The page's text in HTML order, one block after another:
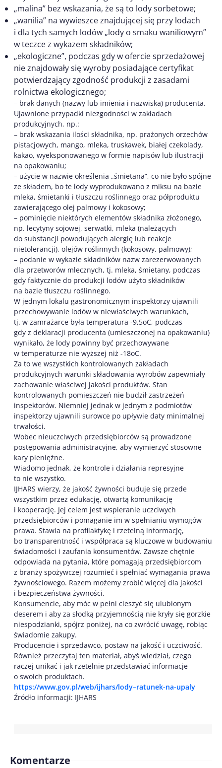
„malina” bez wskazania, że są to lody sorbetowe;
„wanilia” na wywieszce znajdującej się przy lodach
i dla tych samych lodów „lody o smaku waniliowym”
w teczce z wykazem składników;
„ekologiczne”, podczas gdy w ofercie sprzedażowej
nie znajdowały się wyroby posiadające certyfikat
potwierdzający zgodność produkcji z zasadami
rolnictwa ekologicznego;
– brak danych (nazwy lub imienia i nazwiska) producenta.
Ujawnione przypadki niezgodności w zakładach
produkcyjnych, np.:
– brak wskazania ilości składnika, np. prażonych orzechów
pistacjowych, mango, mleka, truskawek, białej czekolady,
kakao, wyeksponowanego w formie napisów lub ilustracji
na opakowaniu;
– użycie w nazwie określenia „śmietana”, co nie było spójne
ze składem, bo te lody wyprodukowano z miksu na bazie
mleka, śmietanki i tłuszczu roślinnego oraz półproduktu
zawierającego olej palmowy i kokosowy;
– pominięcie niektórych elementów składnika złożonego,
np. lecytyny sojowej, serwatki, mleka (należących
do substancji powodujących alergię lub reakcje
nietolerancji), olejów roślinnych (kokosowy, palmowy);
– podanie w wykazie składników nazw zarezerwowanych
dla przetworów mlecznych, tj. mleka, śmietany, podczas
gdy faktycznie do produkcji lodów użyto składników
na bazie tłuszczu roślinnego.
W jednym lokalu gastronomicznym inspektorzy ujawnili
przechowywanie lodów w niewłaściwych warunkach,
tj. w zamrażarce była temperatura -9,5oC, podczas
gdy z deklaracji producenta (umieszczonej na opakowaniu)
wynikało, że lody powinny być przechowywane
w temperaturze nie wyższej niż -18oC.
Za to we wszystkich kontrolowanych zakładach
produkcyjnych warunki składowania wyrobów zapewniały
zachowanie właściwej jakości produktów. Stan
kontrolowanych pomieszczeń nie budził zastrzeżeń
inspektorów. Niemniej jednak w jednym z podmiotów
inspektorzy ujawnili surowce po upływie daty minimalnej
trwałości.
Wobec nieuczciwych przedsiębiorców są prowadzone
postępowania administracyjne, aby wymierzyć stosowne
kary pieniężne.
Wiadomo jednak, że kontrole i działania represyjne
to nie wszystko.
IJHARS wierzy, że jakość żywności buduje się przede
wszystkim przez edukację, otwartą komunikację
i kooperację. Jej celem jest wspieranie uczciwych
przedsiębiorców i pomaganie im w spełnianiu wymogów
prawa. Stawia na profilaktykę i rzetelną informację,
bo transparentność i współpraca są kluczowe w budowaniu
świadomości i zaufania konsumentów. Zawsze chętnie
odpowiada na pytania, które pomagają przedsiębiorcom
z branży spożywczej rozumieć i spełniać wymagania prawa
żywnościowego. Razem możemy zrobić więcej dla jakości
i bezpieczeństwa żywności.
Konsumencie, aby móc w pełni cieszyć się ulubionym
deserem i aby za słodką przyjemnością nie kryły się gorzkie
niespodzianki, spójrz poniżej, na co zwrócić uwagę, robiąc
świadomie zakupy.
Producencie i sprzedawco, postaw na jakość i uczciwość.
Również przeczytaj ten materiał, abyś wiedział, czego
raczej unikać i jak rzetelnie przedstawiać informacje
o swoich produktach.
https://www.gov.pl/web/ijhars/lody–ratunek-na-upaly
Źródło informacji: IJHARS
Komentarze